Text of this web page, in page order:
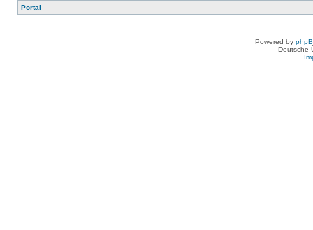
Portal
Powered by
Deutsche